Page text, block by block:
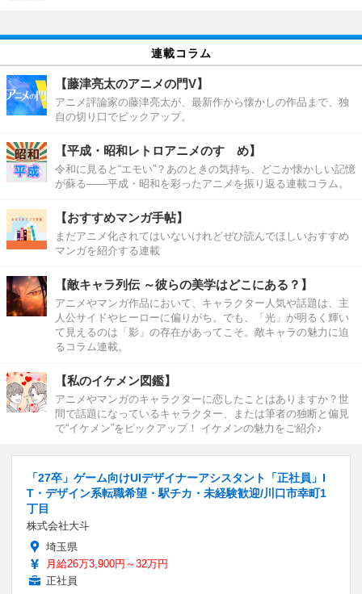
連載コラム
【藤津亮太のアニメの門V】
アニメ評論家の藤津亮太が、最新作から懐かしの作品まで、独
自の切り口でピックアップ。
【平成・昭和レトロアニメのすゝめ】
令和に見ると“エモい”？あのときの気持ち、どこか懐かしい記憶
が蘇る――平成・昭和を彩ったアニメを振り返る連載コラム。
【おすすめマンガ手帖】
まだアニメ化されてはいないけれどぜひ読んでほしいおすすめ
マンガを紹介する連載
【敵キャラ列伝 ～彼らの美学はどこにある？】
アニメやマンガ作品において、キャラクター人気や話題は、主
人公サイドやヒーローに偏りがち。でも、「光」が明るく輝い
て見えるのは「影」の存在があってこそ。敵キャラの魅力に迫
るコラム連載。
【私のイケメン図鑑】
アニメやマンガのキャラクターに恋したことはありますか？世
間で話題になっているキャラクター、または筆者の独断と偏見
で“イケメン”をピックアップ！ イケメンの魅力をご紹介♪
「27卒」ゲーム向けUIデザイナーアシスタント「正社員」I
T・デザイン系転職希望・駅チカ・未経験歓迎/川口市幸町1
丁目
株式会社大斗
埼玉県
月給26万3,900円～32万円
正社員